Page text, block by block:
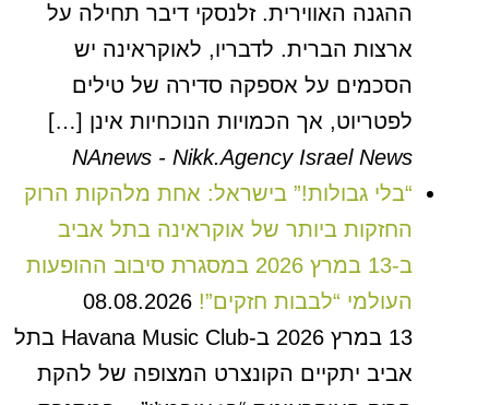
ההגנה האווירית. זלנסקי דיבר תחילה על
ארצות הברית. לדבריו, לאוקראינה יש
הסכמים על אספקה סדירה של טילים
לפטריוט, אך הכמויות הנוכחיות אינן […]
NAnews - Nikk.Agency Israel News
“בלי גבולות!” בישראל: אחת מלהקות הרוק
החזקות ביותר של אוקראינה בתל אביב
ב-13 במרץ 2026 במסגרת סיבוב ההופעות
העולמי “לבבות חזקים”! 08.08.2026
13 במרץ 2026 ב-Havana Music Club בתל
אביב יתקיים הקונצרט המצופה של להקת